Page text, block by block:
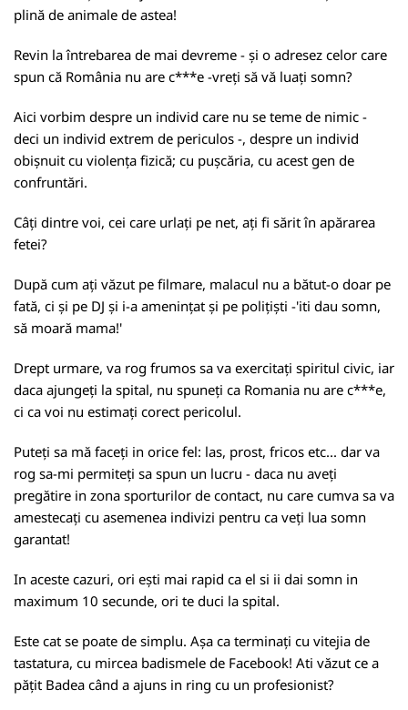
plină de animale de astea!
Revin la întrebarea de mai devreme - și o adresez celor care
spun că România nu are c***e -vreți să vă luați somn?
Aici vorbim despre un individ care nu se teme de nimic -
deci un individ extrem de periculos -, despre un individ
obișnuit cu violența fizică; cu pușcăria, cu acest gen de
confruntări.
Câți dintre voi, cei care urlați pe net, ați fi sărit în apărarea
fetei?
După cum ați văzut pe filmare, malacul nu a bătut-o doar pe
fată, ci și pe DJ și i-a amenințat și pe polițiști -'iti dau somn,
să moară mama!'
Drept urmare, va rog frumos sa va exercitați spiritul civic, iar
daca ajungeți la spital, nu spuneți ca Romania nu are c***e,
ci ca voi nu estimați corect pericolul.
Puteți sa mă faceți in orice fel: las, prost, fricos etc... dar va
rog sa-mi permiteți sa spun un lucru - daca nu aveți
pregătire in zona sporturilor de contact, nu care cumva sa va
amestecați cu asemenea indivizi pentru ca veți lua somn
garantat!
In aceste cazuri, ori ești mai rapid ca el si ii dai somn in
maximum 10 secunde, ori te duci la spital.
Este cat se poate de simplu. Așa ca terminați cu vitejia de
tastatura, cu mircea badismele de Facebook! Ati văzut ce a
pățit Badea când a ajuns in ring cu un profesionist?